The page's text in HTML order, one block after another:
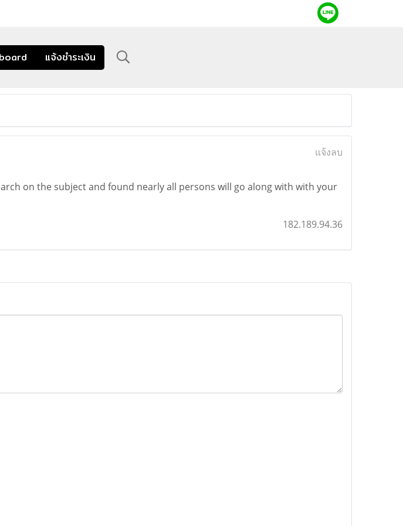
แจ้งชำระเงิน
แจ้งลบ
on the subject and found nearly all persons will go along with with your
182.189.94.36